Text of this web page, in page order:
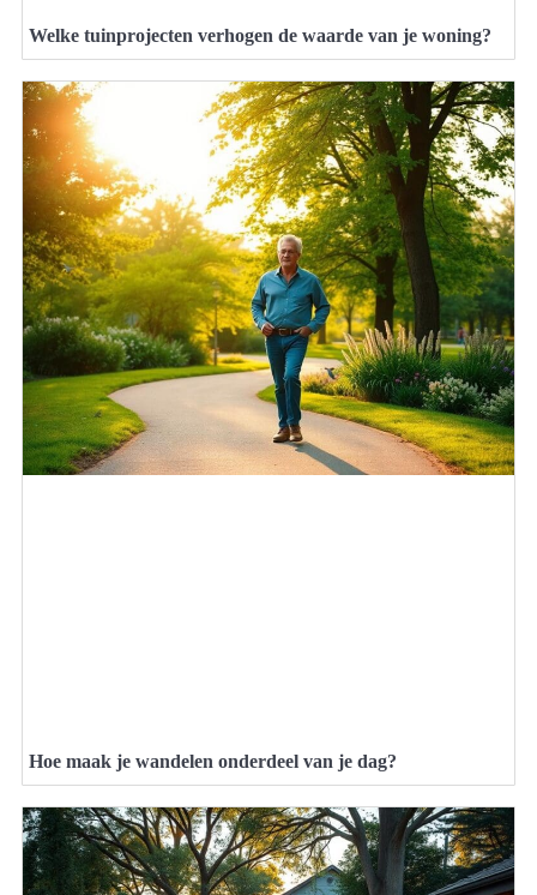
Welke tuinprojecten verhogen de waarde van je woning?
Hoe maak je wandelen onderdeel van je dag?